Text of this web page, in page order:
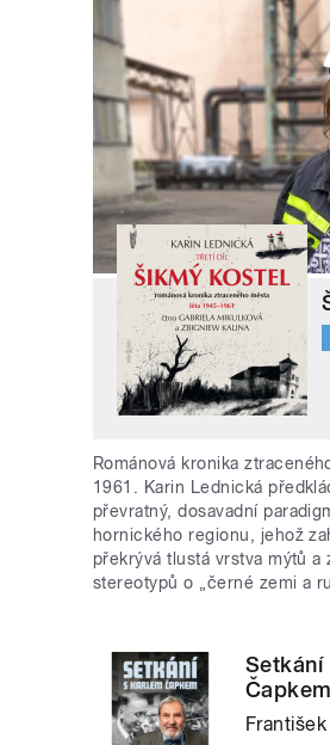
Románová kronika
1961. Karin Lednická
převratný, dosavadní
hornického regionu, jehož
překrývá tlustá vrstva mýtů a
stereotypů o „černé zemi a
Setkání
Čapkem